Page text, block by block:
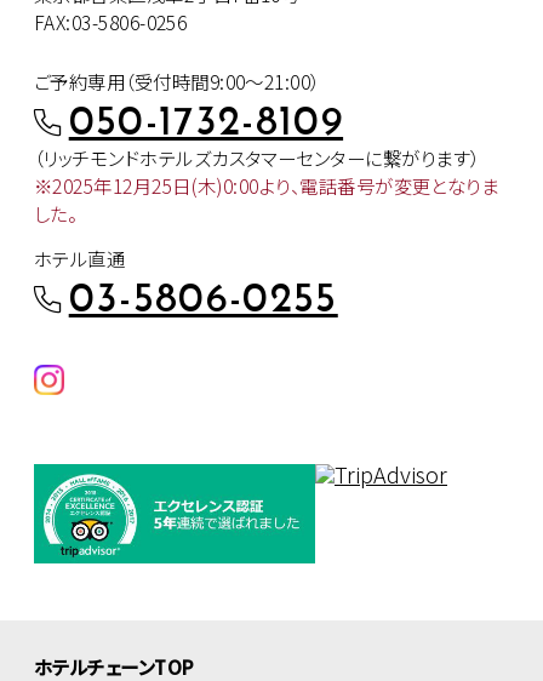
FAX:03-5806-0256
ご予約専用（受付時間9:00～21:00）
050-1732-8109
（リッチモンドホテルズカスタマーセンターに繋がります）
※2025年12月25日(木)0:00より、電話番号が変更となりま
した。
ホテル直通
03-5806-0255
ホテルチェーンTOP